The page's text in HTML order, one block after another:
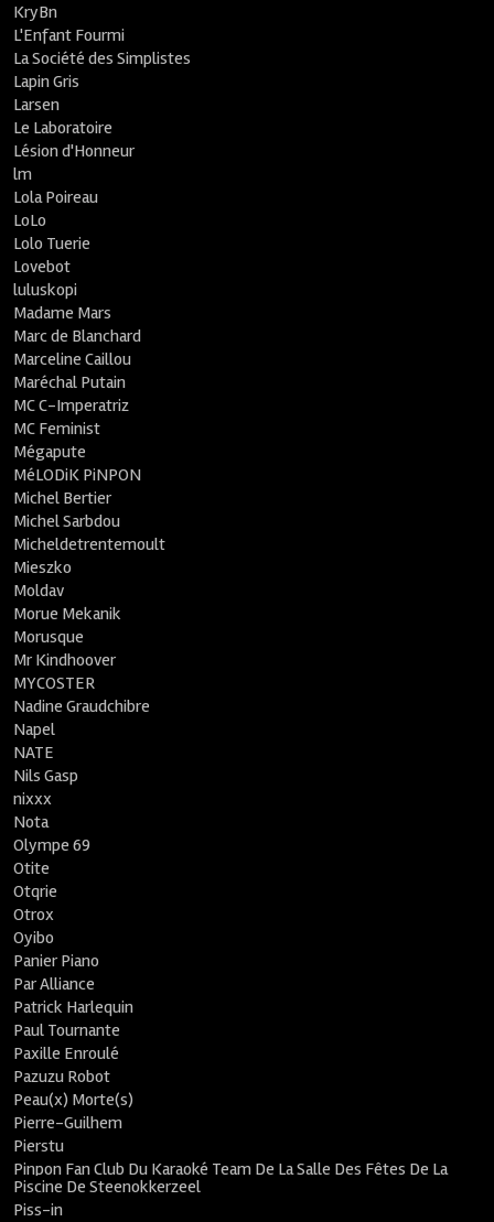
KryBn
L'Enfant Fourmi
La Société des Simplistes
Lapin Gris
Larsen
Le Laboratoire
Lésion d'Honneur
lm
Lola Poireau
LoLo
Lolo Tuerie
Lovebot
luluskopi
Madame Mars
Marc de Blanchard
Marceline Caillou
Maréchal Putain
MC C-Imperatriz
MC Feminist
Mégapute
MéLODiK PiNPON
Michel Bertier
Michel Sarbdou
Micheldetrentemoult
Mieszko
Moldav
Morue Mekanik
Morusque
Mr Kindhoover
MYCOSTER
Nadine Graudchibre
Napel
NATE
Nils Gasp
nixxx
Nota
Olympe 69
Otite
Otqrie
Otrox
Oyibo
Panier Piano
Par Alliance
Patrick Harlequin
Paul Tournante
Paxille Enroulé
Pazuzu Robot
Peau(x) Morte(s)
Pierre-Guilhem
Pierstu
Pinpon Fan Club Du Karaoké Team De La Salle Des Fêtes De La
Piscine De Steenokkerzeel
Piss-in